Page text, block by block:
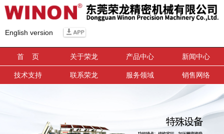
English version
首 页 关于荣龙 产品中心 新闻中心
技术支持 联系荣龙 服务领域 销售网络
信息搜索
搜索